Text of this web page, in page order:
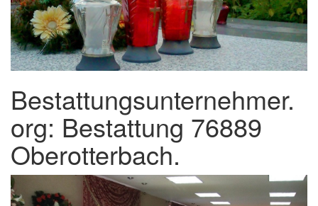
Bestattungsunternehmer.
org: Bestattung 76889
Oberotterbach.